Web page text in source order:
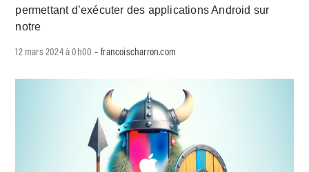
permettant d’exécuter des applications Android sur
notre
12 mars 2024 à 0h00 -francoischarron.com